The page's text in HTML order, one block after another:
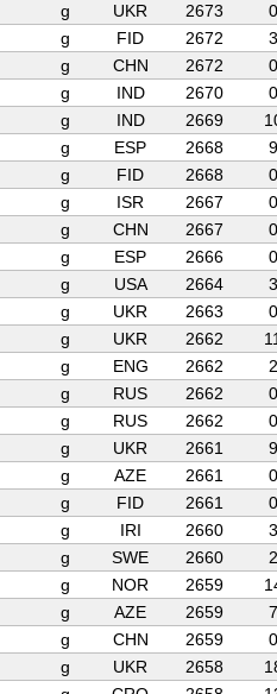
g UKR 2673
0
g FID 2672
3
g CHN 2672
0
g IND 2670
0
g IND 2669
g ESP 2668
9
g FID 2668
0
g ISR 2667
0
g CHN 2667
0
g ESP 2666
0
g USA 2664
3
g UKR 2663
0
g UKR 2662
g ENG 2662
2
g RUS 2662
0
g RUS 2662
0
g UKR 2661
9
g AZE 2661
0
g FID 2661
0
g IRI 2660
3
g SWE 2660
2
g NOR 2659
g AZE 2659
7
g CHN 2659
0
g UKR 2658